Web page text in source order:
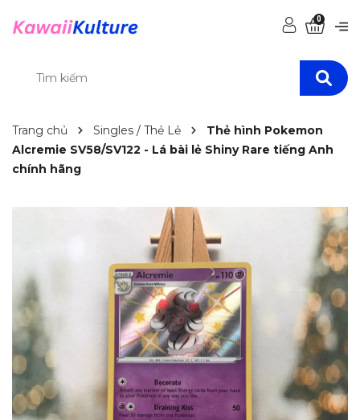
0
Trang chủ Singles / Thẻ Lẻ
Thẻ hình Pokemon
Alcremie SV58/SV122 - Lá bài lẻ Shiny Rare tiếng Anh
chính hãng